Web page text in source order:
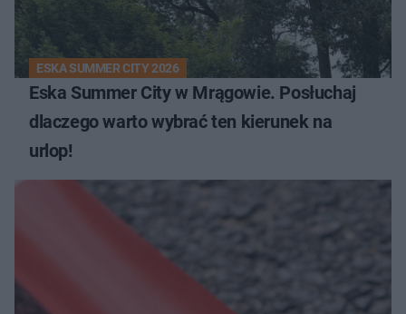
ESKA SUMMER CITY 2026
Eska Summer City w Mrągowie. Posłuchaj
dlaczego warto wybrać ten kierunek na
urlop!